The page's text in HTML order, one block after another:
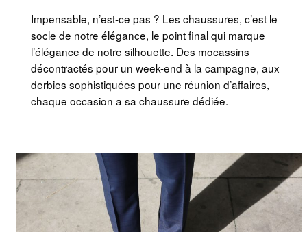
Impensable, n’est-ce pas ? Les chaussures, c’est le
socle de notre élégance, le point final qui marque
l’élégance de notre silhouette. Des mocassins
décontractés pour un week-end à la campagne, aux
derbies sophistiquées pour une réunion d’affaires,
chaque occasion a sa chaussure dédiée.